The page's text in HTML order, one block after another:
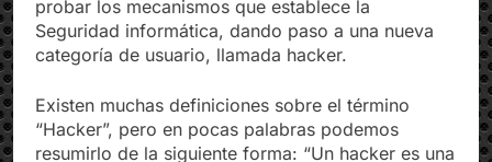
probar los mecanismos que establece la
Seguridad informática, dando paso a una nueva
categoría de usuario, llamada hacker.
Existen muchas definiciones sobre el término
“Hacker”, pero en pocas palabras podemos
resumirlo de la siguiente forma: “Un hacker es una